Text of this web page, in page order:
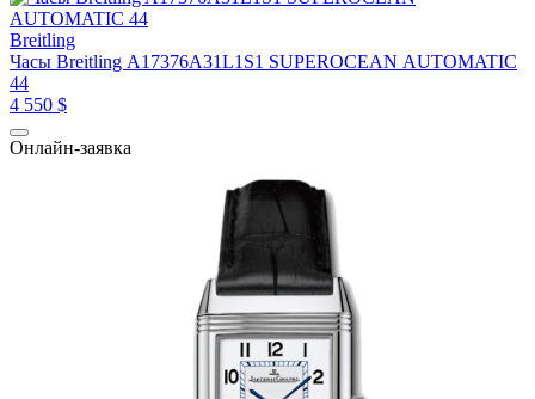
Breitling
Часы Breitling A17376A31L1S1 SUPEROCEAN AUTOMATIC
44
4 550 $
Онлайн-заявка